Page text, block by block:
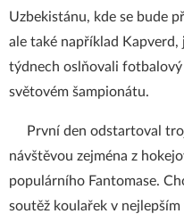
Uzbekistánu, kde se bude
ale také například
týdnech oslňovali fotbalový
světovém šampionátu.
První den odstartoval
návštěvou zejména z
populárního Fantomase.
soutěž koulařek v